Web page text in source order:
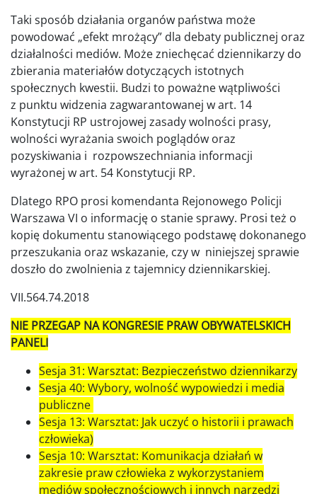
Taki sposób działania organów państwa może
powodować „efekt mrożący” dla debaty publicznej oraz
działalności mediów. Może zniechęcać dziennikarzy do
zbierania materiałów dotyczących istotnych
społecznych kwestii. Budzi to poważne wątpliwości
z punktu widzenia zagwarantowanej w art. 14
Konstytucji RP ustrojowej zasady wolności prasy,
wolności wyrażania swoich poglądów oraz
pozyskiwania i rozpowszechniania informacji
wyrażonej w art. 54 Konstytucji RP.
Dlatego RPO prosi komendanta Rejonowego Policji
Warszawa VI o informację o stanie sprawy. Prosi też o
kopię dokumentu stanowiącego podstawę dokonanego
przeszukania oraz wskazanie, czy w niniejszej sprawie
doszło do zwolnienia z tajemnicy dziennikarskiej.
VII.564.74.2018
NIE PRZEGAP NA KONGRESIE PRAW OBYWATELSKICH
PANELI
Sesja 31: Warsztat: Bezpieczeństwo dziennikarzy
Sesja 40: Wybory, wolność wypowiedzi i media
publiczne
Sesja 13: Warsztat: Jak uczyć o historii i prawach
człowieka)
Sesja 10: Warsztat: Komunikacja działań w
zakresie praw człowieka z wykorzystaniem
mediów społecznościowych i innych narzędzi